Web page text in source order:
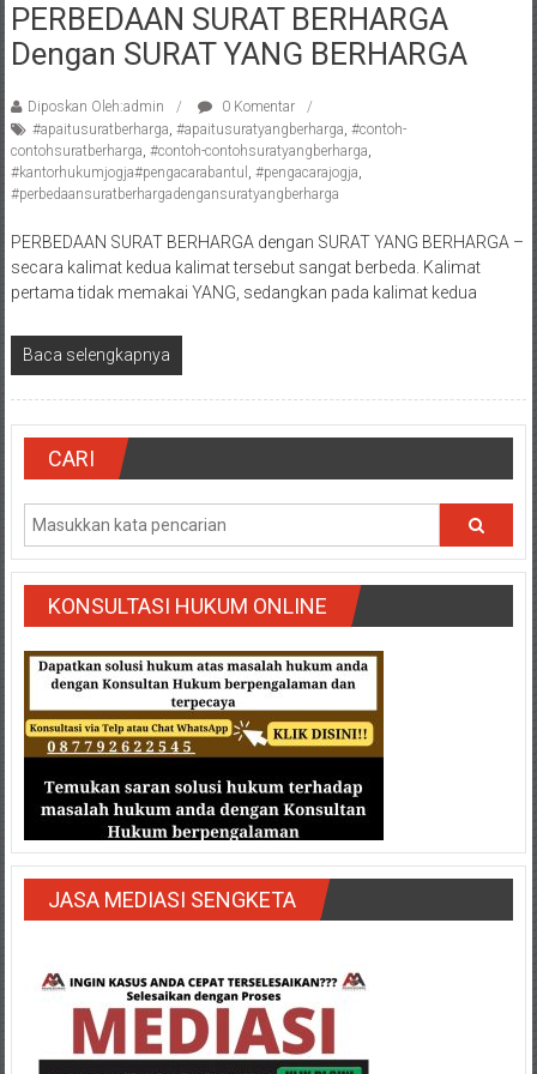
Pengacara
Perceraian/
Advokat
/
Konsultan
Hukum
/
Hukum
Pajak/
Mediator/
Mediasi/
Yogyakarta/Bantul/Sleman/Gunung
Kidul/Wonosari/Wates/Kulonprogo/
Yogyakarta/Jogja/
kalten/Solo/
Purwakarta,
Sukoharjo/
Semarang/
Batang/Brebes/
Purworejo,
Kebumen/Magelang/Temanggung/Mungkid/Demak/
Batu/
Blitar/Surabaya/Palembang/
Bekasi/Jakarta
selatan/
Utara/
Pusat/
Karawang/
Lampung
Lampung
Timur/Lampung/
Bengkulu/
PERBEDAAN SURAT BERHARGA
Dengan SURAT YANG BERHARGA
Diposkan Oleh:admin
0 Komentar
#apaitusuratberharga, #apaitusuratyangberharga, #contoh-
contohsuratberharga, #contoh-contohsuratyangberharga,
#kantorhukumjogja#pengacarabantul , #pengacarajogja,
#perbedaansuratberhargadengansuratyangberharga
PERBEDAAN SURAT BERHARGA dengan SURAT YANG BERHARGA –
secara kalimat kedua kalimat tersebut sangat berbeda. Kalimat
pertama tidak memakai YANG, sedangkan pada kalimat kedua
Baca selengkapnya
CARI
KONSULTASI HUKUM ONLINE
JASA MEDIASI SENGKETA